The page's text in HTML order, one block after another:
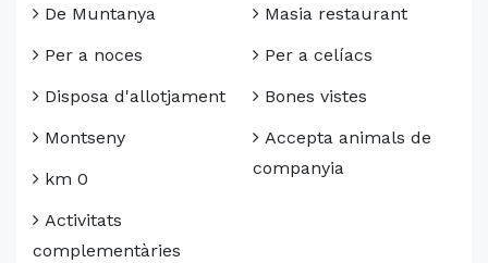
De Muntanya
Per a noces
Disposa d'allotjament
Montseny
km 0
Activitats
complementàries
Masia restaurant
Per a celíacs
Bones vistes
Accepta animals de
companyia